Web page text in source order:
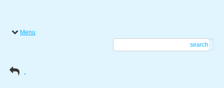
Menu
search
.